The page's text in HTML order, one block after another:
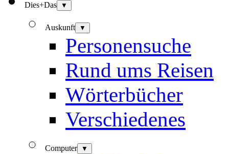
Dies+Das ▼
Auskunft ▼
Personensuche
Rund ums Reisen
Wörterbücher
Verschiedenes
Computer ▼